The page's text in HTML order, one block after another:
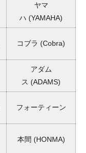
ヤマ
ハ (YAMAHA)
コブラ (Cobra)
アダム
ス (ADAMS)
フォーティーン
本間 (HONMA)